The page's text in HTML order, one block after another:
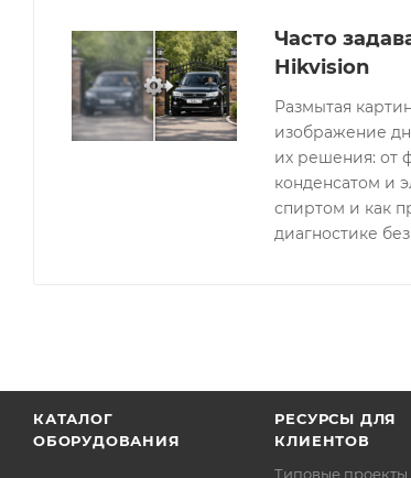
Часто
Hikvision
Размытая
изображение
их решения: от
конденсатом и
спиртом и как
диагностике
КАТАЛОГ
ОБОРУДОВАНИЯ
РЕСУРСЫ ДЛЯ
КЛИЕНТОВ
Типовые проекты